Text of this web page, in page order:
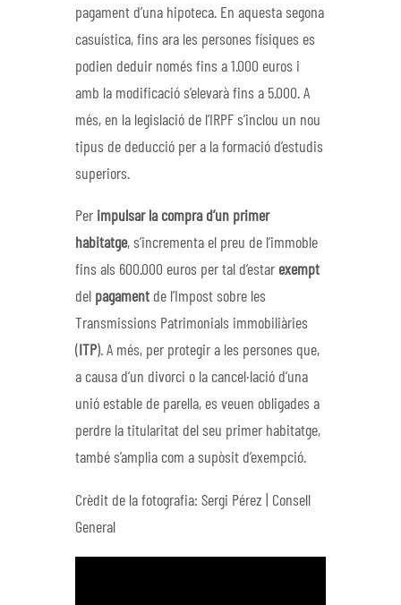
pagament d’una hipoteca. En aquesta segona
casuística, fins ara les persones físiques es
podien deduir només fins a 1.000 euros i
amb la modificació s’elevarà fins a 5.000. A
més, en la legislació de l’IRPF s’inclou un nou
tipus de deducció per a la formació d’estudis
superiors.
Per impulsar la compra d’un primer
habitatge, s’incrementa el preu de l’immoble
fins als 600.000 euros per tal d’estar exempt
del pagament de l’Impost sobre les
Transmissions Patrimonials immobiliàries
( ITP). A més, per protegir a les persones que,
a causa d’un divorci o la cancel·lació d’una
unió estable de parella, es veuen obligades a
perdre la titularitat del seu primer habitatge,
també s’amplia com a supòsit d’exempció.
Crèdit de la fotografia: Sergi Pérez | Consell
General